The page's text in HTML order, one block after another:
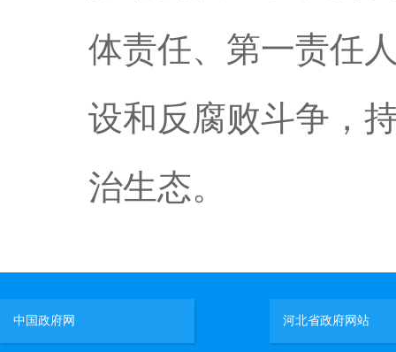
体责任、第一责任
设和反腐败斗争，
治生态。
中国政府网 河北省政府网站